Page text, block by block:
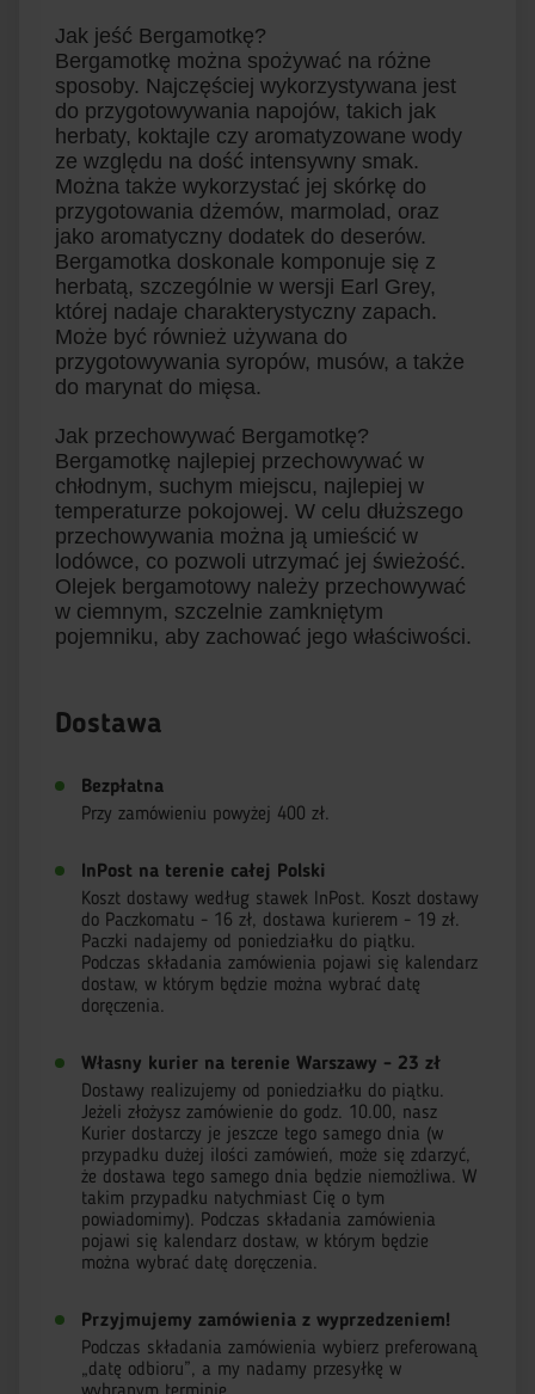
Jak jeść Bergamotkę?
Bergamotkę można spożywać na różne
sposoby. Najczęściej wykorzystywana jest
do przygotowywania napojów, takich jak
herbaty, koktajle czy aromatyzowane wody
ze względu na dość intensywny smak.
Można także wykorzystać jej skórkę do
przygotowania dżemów, marmolad, oraz
jako aromatyczny dodatek do deserów.
Bergamotka doskonale komponuje się z
herbatą, szczególnie w wersji Earl Grey,
której nadaje charakterystyczny zapach.
Może być również używana do
przygotowywania syropów, musów, a także
do marynat do mięsa.
Jak przechowywać Bergamotkę?
Bergamotkę najlepiej przechowywać w
chłodnym, suchym miejscu, najlepiej w
temperaturze pokojowej. W celu dłuższego
przechowywania można ją umieścić w
lodówce, co pozwoli utrzymać jej świeżość.
Olejek bergamotowy należy przechowywać
w ciemnym, szczelnie zamkniętym
pojemniku, aby zachować jego właściwości.
Dostawa
Bezpłatna
Przy zamówieniu powyżej 400 zł.
InPost na terenie całej Polski
Koszt dostawy według stawek InPost. Koszt dostawy
do Paczkomatu - 16 zł, dostawa kurierem - 19 zł.
Paczki nadajemy od poniedziałku do piątku.
Podczas składania zamówienia pojawi się kalendarz
dostaw, w którym będzie można wybrać datę
doręczenia.
Własny kurier na terenie Warszawy - 23 zł
Dostawy realizujemy od poniedziałku do piątku.
Jeżeli złożysz zamówienie do godz. 10.00, nasz
Kurier dostarczy je jeszcze tego samego dnia (w
przypadku dużej ilości zamówień, może się zdarzyć,
że dostawa tego samego dnia będzie niemożliwa. W
takim przypadku natychmiast Cię o tym
powiadomimy). Podczas składania zamówienia
pojawi się kalendarz dostaw, w którym będzie
można wybrać datę doręczenia.
Przyjmujemy zamówienia z wyprzedzeniem!
Podczas składania zamówienia wybierz preferowaną
„datę odbioru”, a my nadamy przesyłkę w